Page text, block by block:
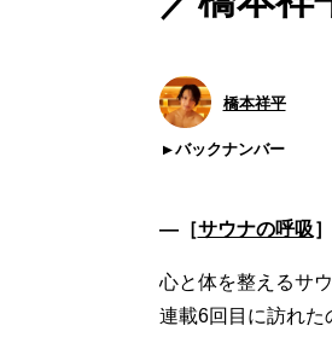
橋本祥平
バックナンバー
―［サウナの呼吸
心と体を整えるサ
連載6回目に訪れた